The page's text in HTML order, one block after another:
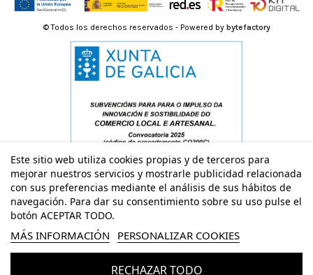
Este sitio web utiliza cookies propias y de terceros para
mejorar nuestros servicios y mostrarle publicidad relacionada
con sus preferencias mediante el análisis de sus hábitos de
navegación. Para dar su consentimiento sobre su uso pulse el
botón ACEPTAR TODO.
MÁS INFORMACIÓN PERSONALIZAR COOKIES
RECHAZAR TODO
© Todos los derechos reservados - Powered by bytefactory